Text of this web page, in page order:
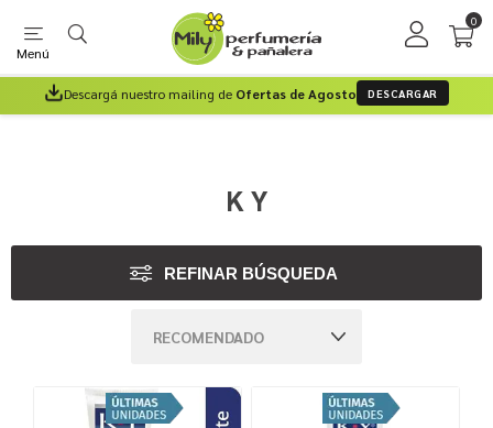
Menú
0
Descargá nuestro mailing de Ofertas de Agosto DESCARGAR
K Y
REFINAR BÚSQUEDA